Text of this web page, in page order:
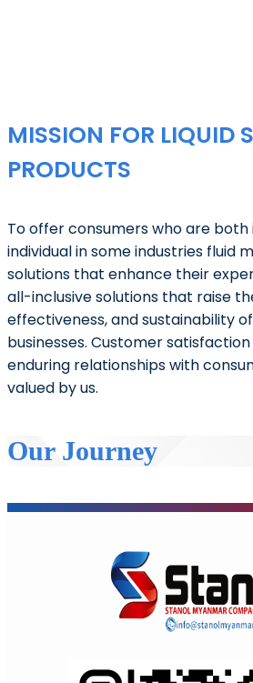
MISSION FOR LIQUID
PRODUCTS
To offer consumers who are both
individual in some industries fluid
solutions that enhance their
all-inclusive solutions that raise
effectiveness, and sustainability
businesses. Customer
enduring relationships with
valued by us.
Our Journey